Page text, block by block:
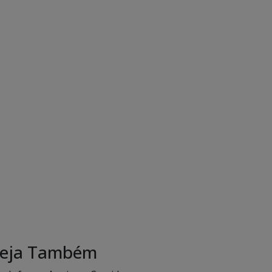
Também